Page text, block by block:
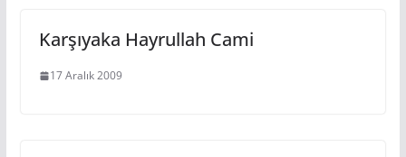
Karşıyaka Hayrullah Cami
17 Aralık 2009